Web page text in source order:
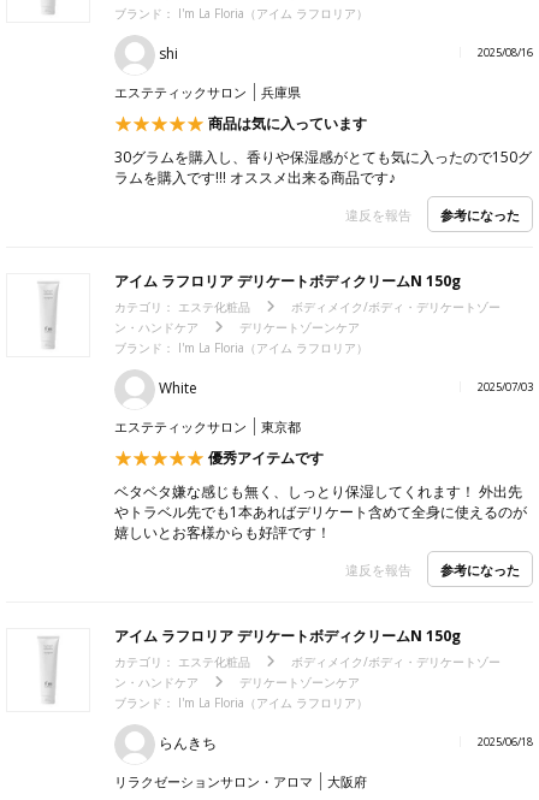
ブランド： I'm La Floria（アイム ラフロリア）
shi 2025/08/16
エステティックサロン 兵庫県
商品は気に入っています
30グラムを購入し、香りや保湿感がとても気に入ったので150グ
ラムを購入です!!! オススメ出来る商品です♪
違反を報告 参考になった
アイム ラフロリア デリケートボディクリームN 150g
カテゴリ： エステ化粧品
ボディメイク/ボディ・デリケートゾー
ン・ハンドケア
デリケートゾーンケア
ブランド： I'm La Floria（アイム ラフロリア）
White 2025/07/03
エステティックサロン 東京都
優秀アイテムです
ベタベタ嫌な感じも無く、しっとり保湿してくれます！ 外出先
やトラベル先でも1本あればデリケート含めて全身に使えるのが
嬉しいとお客様からも好評です！
違反を報告 参考になった
アイム ラフロリア デリケートボディクリームN 150g
カテゴリ： エステ化粧品
ボディメイク/ボディ・デリケートゾー
ン・ハンドケア
デリケートゾーンケア
ブランド： I'm La Floria（アイム ラフロリア）
らんきち 2025/06/18
リラクゼーションサロン・アロマ 大阪府